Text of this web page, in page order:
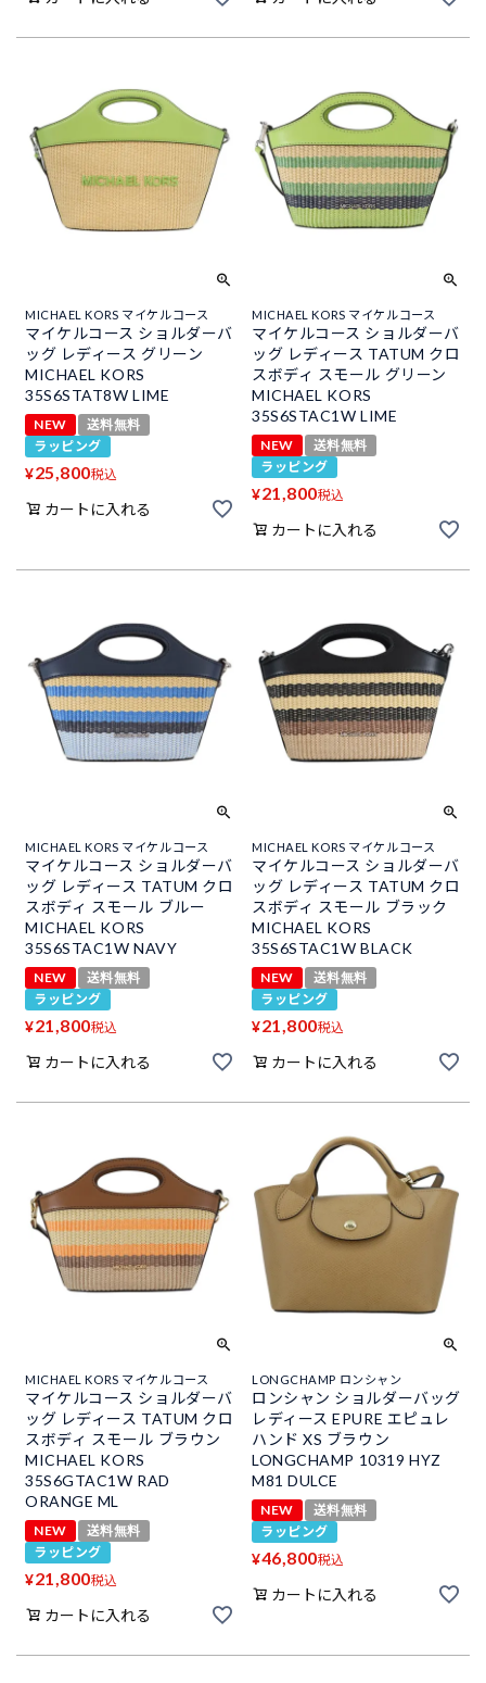
MICHAEL KORS マイケルコース
マイケルコース ショルダーバ
ッグ レディース グリーン
MICHAEL KORS
35S6STAT8W LIME
NEW
送料無料
ラッピング
¥25,800税込
カートに入れる
MICHAEL KORS マイケルコース
マイケルコース ショルダーバ
ッグ レディース TATUM クロ
スボディ スモール グリーン
MICHAEL KORS
35S6STAC1W LIME
NEW
送料無料
ラッピング
¥21,800税込
カートに入れる
MICHAEL KORS マイケルコース
マイケルコース ショルダーバ
ッグ レディース TATUM クロ
スボディ スモール ブルー
MICHAEL KORS
35S6STAC1W NAVY
NEW
送料無料
ラッピング
¥21,800税込
カートに入れる
MICHAEL KORS マイケルコース
マイケルコース ショルダーバ
ッグ レディース TATUM クロ
スボディ スモール ブラック
MICHAEL KORS
35S6STAC1W BLACK
NEW
送料無料
ラッピング
¥21,800税込
カートに入れる
MICHAEL KORS マイケルコース
マイケルコース ショルダーバ
ッグ レディース TATUM クロ
スボディ スモール ブラウン
MICHAEL KORS
35S6GTAC1W RAD
ORANGE ML
NEW
送料無料
ラッピング
¥21,800税込
カートに入れる
LONGCHAMP ロンシャン
ロンシャン ショルダーバッグ
レディース EPURE エピュレ
ハンド XS ブラウン
LONGCHAMP 10319 HYZ
M81 DULCE
NEW
送料無料
ラッピング
¥46,800税込
カートに入れる